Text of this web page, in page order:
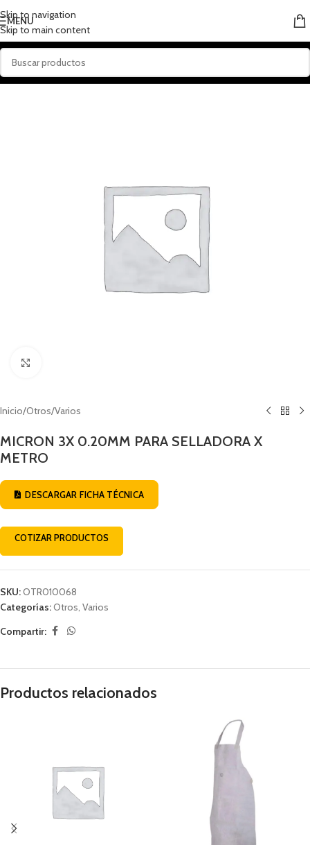
Skip to navigation
Skip to main content
MENU
Inicio/Otros/Varios
MICRON 3X 0.20MM PARA SELLADORA X
METRO
DESCARGAR FICHA TÉCNICA
COTIZAR PRODUCTOS
SKU:OTR010068
Categorías:Otros, Varios
Compartir:
Productos relacionados